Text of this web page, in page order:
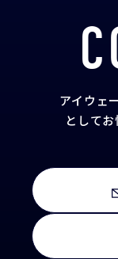
アイウェ
として